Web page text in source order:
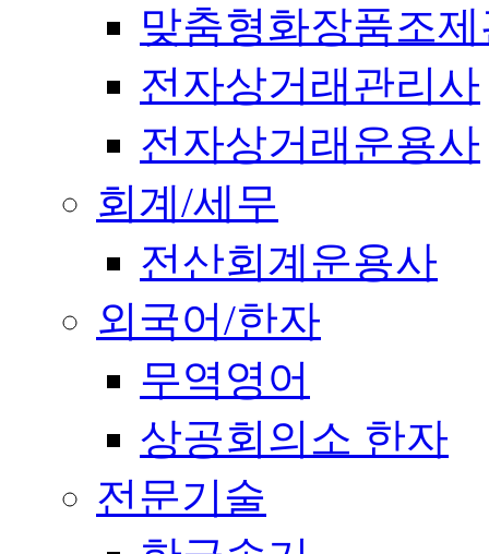
맞춤형화장품조
전자상거래관리사
전자상거래운용사
회계/세무
전산회계운용사
외국어/한자
무역영어
상공회의소 한자
전문기술